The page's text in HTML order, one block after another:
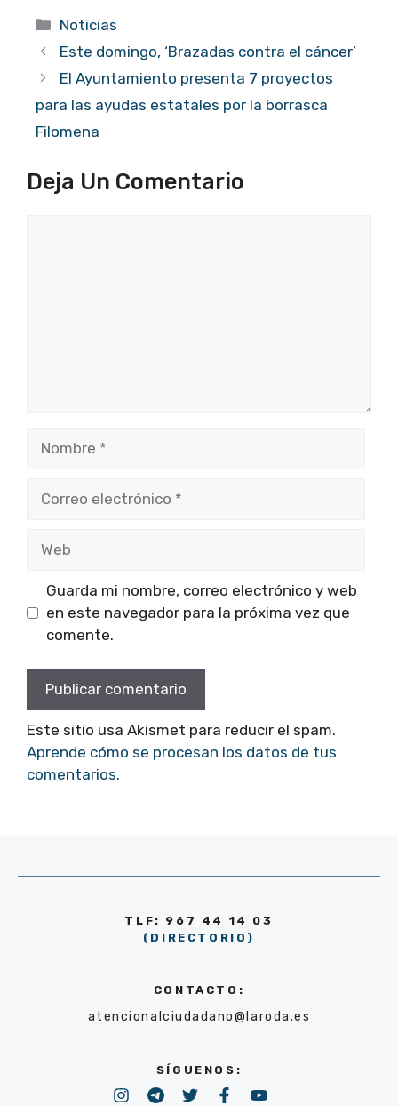
Categorías
Noticias
Este domingo, ‘Brazadas contra el cáncer’
El Ayuntamiento presenta 7 proyectos
para las ayudas estatales por la borrasca
Filomena
Deja Un Comentario
electrónico
Guarda mi nombre, correo electrónico y web
en este navegador para la próxima vez que
comente.
Este sitio usa Akismet para reducir el spam.
Aprende cómo se procesan los datos de tus
comentarios.
TLF: 967 44 14 03
(DIRECTORIO)
CONTACTO:
atencionalciudadano@laroda.es
SÍGUENOS: